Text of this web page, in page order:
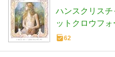
ハンスクリス
ットクロウフ
62